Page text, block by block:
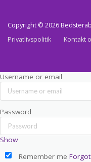
Copyright © 2026
Privatlivspolitik
Kontakt
Username or email
Password
Show
Remember me